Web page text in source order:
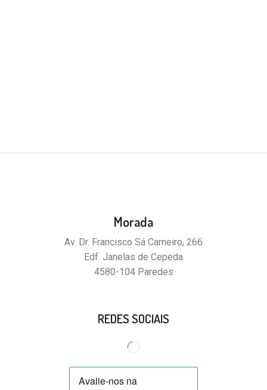
Morada
Av. Dr. Francisco Sá Carneiro, 266
Edf. Janelas de Cepeda
4580-104 Paredes
REDES SOCIAIS